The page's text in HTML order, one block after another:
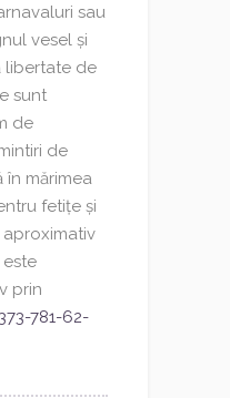
sau
vesel și
libertate de
sunt
de
de
în mărimea
fetițe și
este
prin
781-62-